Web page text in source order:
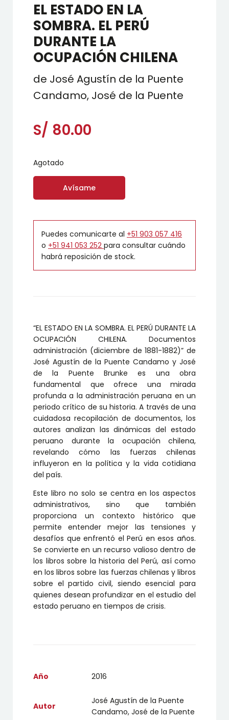
EL ESTADO EN LA
SOMBRA. EL PERÚ
DURANTE LA
OCUPACIÓN CHILENA
de José Agustín de la Puente
Candamo, José de la Puente
S/ 80.00
Agotado
Avísame
Puedes comunicarte al +51 903 057 416
o +51 941 053 252 para consultar cuándo
habrá reposición de stock.
“EL ESTADO EN LA SOMBRA. EL PERÚ DURANTE LA
OCUPACIÓN CHILENA. Documentos
administración (diciembre de 1881-1882)” de
José Agustín de la Puente Candamo y José
de la Puente Brunke es una obra
fundamental que ofrece una mirada
profunda a la administración peruana en un
periodo crítico de su historia. A través de una
cuidadosa recopilación de documentos, los
autores analizan las dinámicas del estado
peruano durante la ocupación chilena,
revelando cómo las fuerzas chilenas
influyeron en la política y la vida cotidiana
del país.
Este libro no solo se centra en los aspectos
administrativos, sino que también
proporciona un contexto histórico que
permite entender mejor las tensiones y
desafíos que enfrentó el Perú en esos años.
Se convierte en un recurso valioso dentro de
los libros sobre la historia del Perú, así como
en los libros sobre las fuerzas chilenas y libros
sobre el partido civil, siendo esencial para
quienes desean profundizar en el estudio del
estado peruano en tiempos de crisis.
Año 2016
Autor
José Agustín de la Puente
Candamo, José de la Puente